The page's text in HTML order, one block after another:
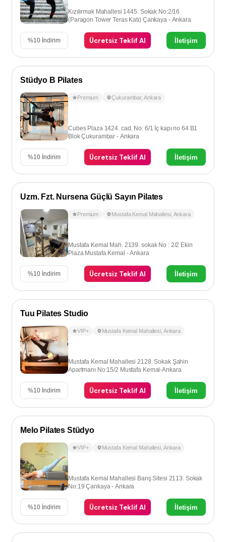
Kızılırmak Mahallesi 1445. Sokak No:2/16
(Paragon Tower Teras Katı) Çankaya - Ankara
%10 İndirim Ücretsiz Teklif Al İletişim
Stüdyo B Pilates
Premium Çukurambar, Ankara
Cubes Plaza 1424. cad. No: 6/1 İç kapı no 64 B1
Blok Çukurambar - Ankara
%10 İndirim Ücretsiz Teklif Al İletişim
Uzm. Fzt. Nursena Güçlü Sayın Pilates
Premium Mustafa Kemal Mahallesi, Ankara
Mustafa Kemal Mah. 2139. sokak No : 2/2 Ekin
Plaza Mustafa Kemal - Ankara
%10 İndirim Ücretsiz Teklif Al İletişim
Tuu Pilates Studio
VIP+ Mustafa Kemal Mahallesi Ankara
Mustafa Kemal Mahallesi 2128. Sokak Şahin
Apartmanı No:15/2 Mustafa Kemal-Ankara
%10 İndirim Ücretsiz Teklif Al İletişim
Melo Pilates Stüdyo
VIP+ Mustafa Kemal Mahallesi Ankara
Mustafa Kemal Mahallesi Barış Sitesi 2113. Sokak
No:19 Çankaya - Ankara
%10 İndirim Ücretsiz Teklif Al İletişim